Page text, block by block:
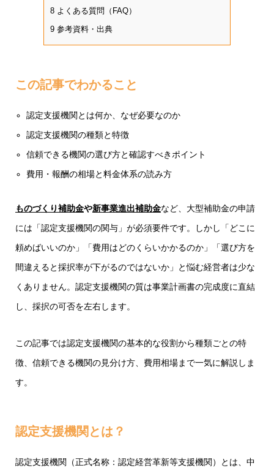
8 よくある質問（FAQ）
9 参考資料・出典
この記事でわかること
認定支援機関とは何か、なぜ必要なのか
認定支援機関の種類と特徴
信頼できる機関の選び方と確認すべきポイント
費用・報酬の相場と料金体系の読み方
ものづくり補助金や新事業進出補助金など、大型補助金の申請
には「認定支援機関の関与」が必須要件です。しかし「どこに
頼めばいいのか」「費用はどのくらいかかるのか」「選び方を
間違えると採択率が下がるのではないか」と悩む経営者は少な
くありません。認定支援機関の質は事業計画書の完成度に直結
し、採択の可否を左右します。
この記事では認定支援機関の基本的な役割から種類ごとの特
徴、信頼できる機関の見分け方、費用相場まで一気に解説しま
す。
認定支援機関とは？
認定支援機関（正式名称：認定経営革新等支援機関）とは、中